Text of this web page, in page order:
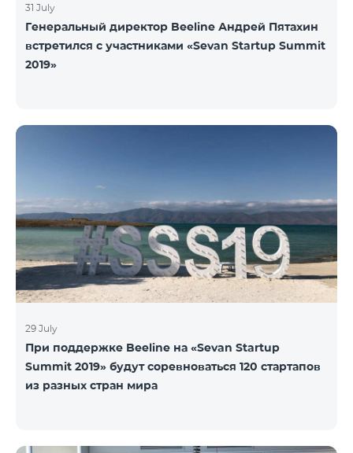
31 July
Генеральный директор Beeline Андрей Пятахин
встретился с участниками «Sevan Startup Summit
2019»
29 July
При поддержке Beeline на «Sevan Startup
Summit 2019» будут соревноваться 120 стартапов
из разных стран мира